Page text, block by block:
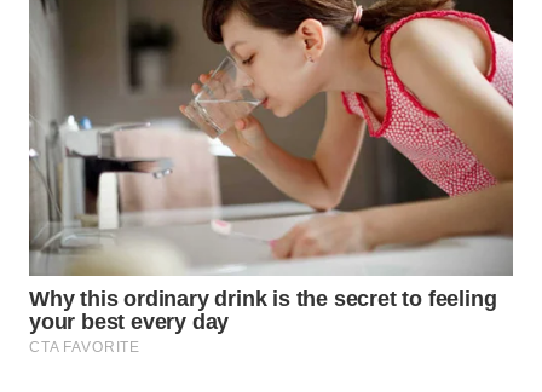
WAHANA
SELEB
WAHANA
PERSONA
WAHANA
OTOMOTIF